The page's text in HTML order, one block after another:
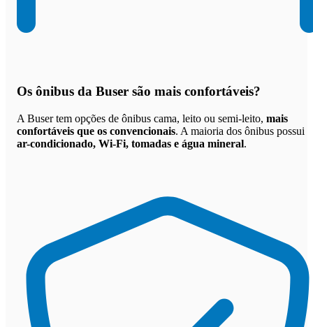
Os ônibus da Buser são mais confortáveis?
A Buser tem opções de ônibus cama, leito ou semi-leito, mais
confortáveis que os convencionais. A maioria dos ônibus possui
ar-condicionado, Wi-Fi, tomadas e água mineral.